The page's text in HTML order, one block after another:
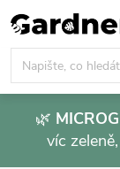
Přejít
na
obsah
🌿
víc